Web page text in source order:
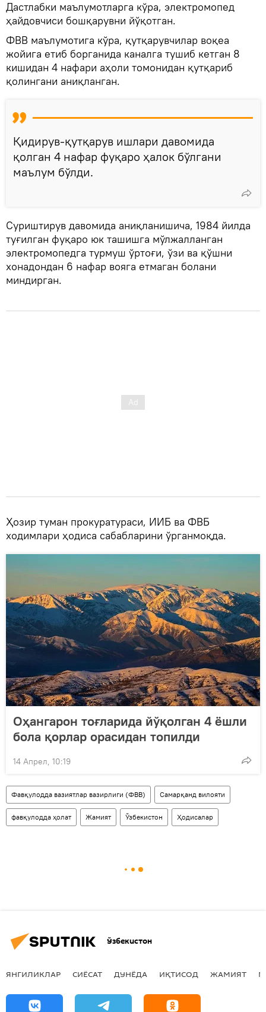
Дастлабки маълумотларга кўра, электромопед
ҳайдовчиси бошқарувни йўқотган.
ФВВ маълумотига кўра, қутқарувчилар воқеа
жойига етиб борганида каналга тушиб кетган 8
кишидан 4 нафари аҳоли томонидан қутқариб
қолингани аниқланган.
Қидирув-қутқарув ишлари давомида
қолган 4 нафар фуқаро ҳалок бўлгани
маълум бўлди.
Суриштирув давомида аниқланишича, 1984 йилда
туғилган фуқаро юк ташишга мўлжалланган
электромопедга турмуш ўртоғи, ўзи ва қўшни
хонадондан 6 нафар вояга етмаган болани
миндирган.
Ҳозир туман прокуратураси, ИИБ ва ФВБ
ходимлари ҳодиса сабабларини ўрганмоқда.
Оҳангарон тоғларида йўқолган 4 ёшли
бола қорлар орасидан топилди
14 Апрел, 10:19
Фавқулодда вазиятлар вазирлиги (ФВВ) Самарқанд вилояти
фавқулодда ҳолат Жамият Ўзбекистон Ҳодисалар
Ўзбекистон
ЯНГИЛИКЛАР СИЁСАТ ДУНЁДА ИҚТИСОД ЖАМИЯТ